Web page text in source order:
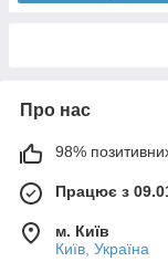
Про нас
98%
Працює з
м. Київ
Київ, Україна